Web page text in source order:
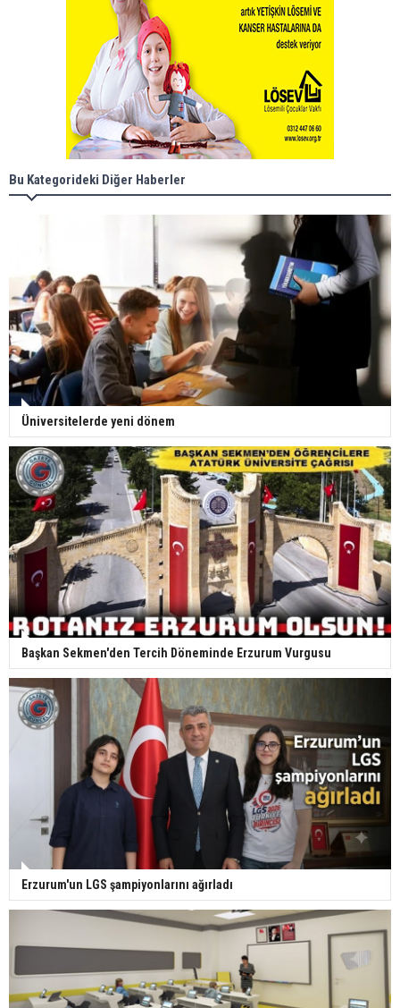
Bu Kategorideki Diğer Haberler
Üniversitelerde yeni dönem
Başkan Sekmen'den Tercih Döneminde Erzurum Vurgusu
Erzurum'un LGS şampiyonlarını ağırladı